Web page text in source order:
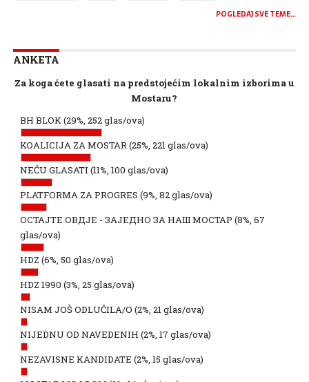
POGLEDAJ SVE TEME…
ANKETA
Za koga ćete glasati na predstojećim lokalnim izborima u
Mostaru?
BH BLOK(29%, 252 glas/ova)
KOALICIJA ZA MOSTAR(25%, 221 glas/ova)
NEĆU GLASATI (11%, 100 glas/ova)
PLATFORMA ZA PROGRES (9%, 82 glas/ova)
ОСТАЈТЕ ОВДЈЕ - ЗАЈЕДНО ЗА НАШ МОСТАР (8%, 67
glas/ova)
HDZ (6%, 50 glas/ova)
HDZ 1990 (3%, 25 glas/ova)
NISAM JOŠ ODLUČILA/O (2%, 21 glas/ova)
NIJEDNU OD NAVEDENIH (2%, 17 glas/ova)
NEZAVISNE KANDIDATE (2%, 15 glas/ova)